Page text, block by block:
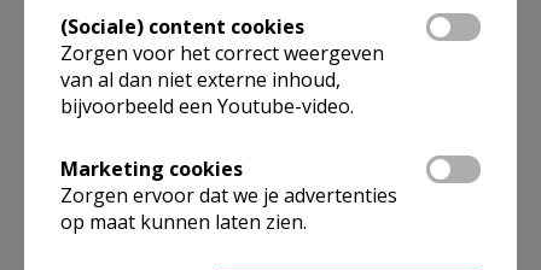
(Sociale) content cookies
Zorgen voor het correct weergeven
van al dan niet externe inhoud,
bijvoorbeeld een Youtube-video.
Marketing cookies
Zorgen ervoor dat we je advertenties
op maat kunnen laten zien.